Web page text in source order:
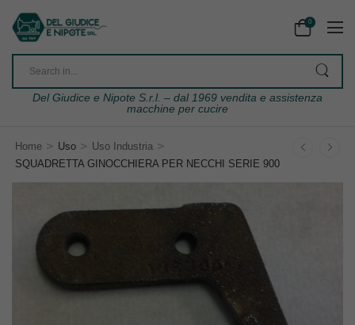
0
Del Giudice e Nipote S.r.l. – dal 1969 vendita e assistenza
macchine per cucire
Home > Uso > Uso Industria >
SQUADRETTA GINOCCHIERA PER NECCHI SERIE 900